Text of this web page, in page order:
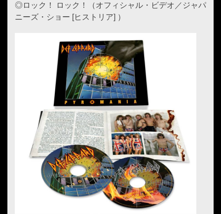
◎ロック！ ロック！（オフィシャル・ビデオ／ジャパ
ニーズ・ショー [ヒストリア] ）